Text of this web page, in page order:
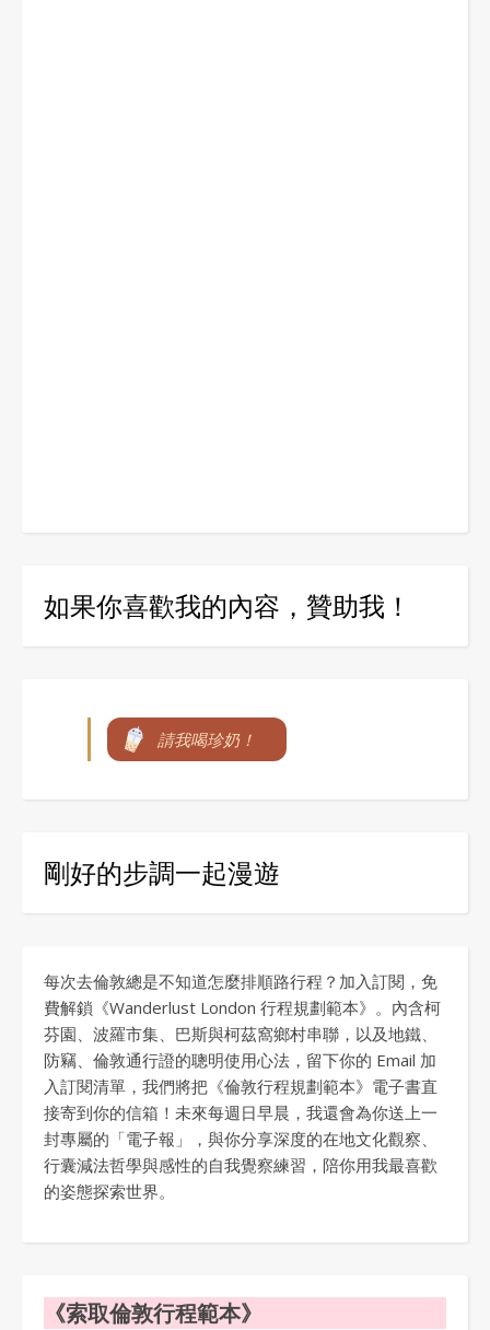
如果你喜歡我的內容，贊助我！
請我喝珍奶！
剛好的步調一起漫遊
每次去倫敦總是不知道怎麼排順路行程？加入訂閱，免
費解鎖《Wanderlust London 行程規劃範本》。內含柯
芬園、波羅市集、巴斯與柯茲窩鄉村串聯，以及地鐵、
防竊、倫敦通行證的聰明使用心法，留下你的 Email 加
入訂閱清單，我們將把《倫敦行程規劃範本》電子書直
接寄到你的信箱！未來每週日早晨，我還會為你送上一
封專屬的「電子報」，與你分享深度的在地文化觀察、
行囊減法哲學與感性的自我覺察練習，陪你用我最喜歡
的姿態探索世界。
《索取倫敦行程範本》